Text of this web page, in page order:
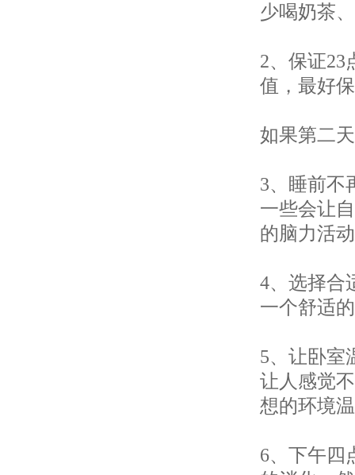
少喝奶茶
2、保证23
值，最好
如果第二
3、睡前不
一些会让
的脑力活
4、选择合
一个舒适
5、让卧室
让人感觉
想的环境
6、下午四